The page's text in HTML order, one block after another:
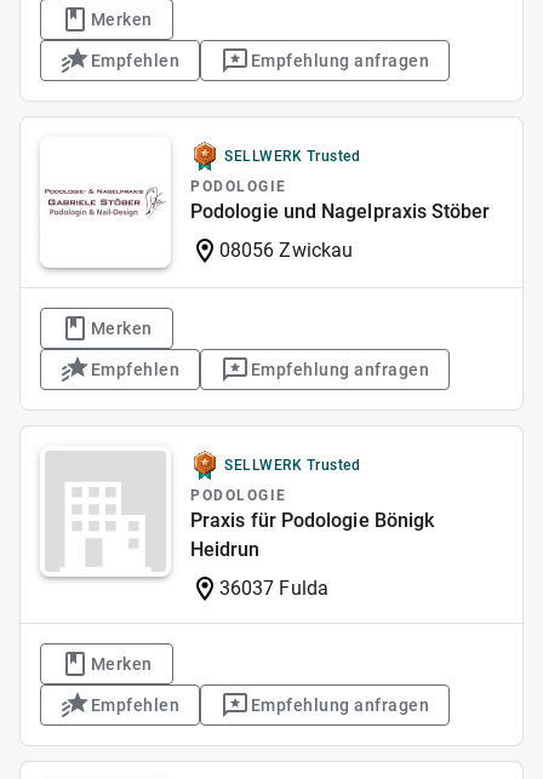
Merken
Empfehlen Empfehlung anfragen
SELLWERK Trusted
PODOLOGIE
Podologie und Nagelpraxis Stöber
08056 Zwickau
Merken
Empfehlen Empfehlung anfragen
SELLWERK Trusted
PODOLOGIE
Praxis für Podologie Bönigk
Heidrun
36037 Fulda
Merken
Empfehlen Empfehlung anfragen